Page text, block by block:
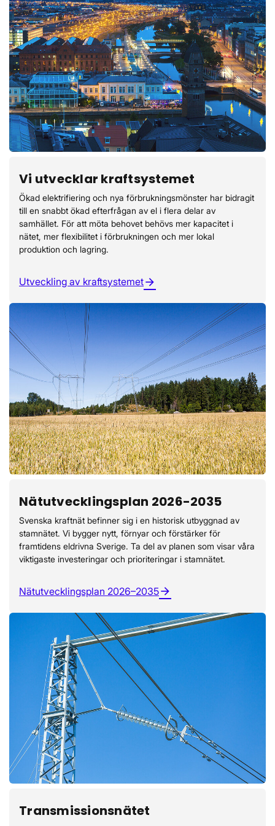
Vi utvecklar kraftsystemet
Ökad elektrifiering och nya förbrukningsmönster har bidragit
till en snabbt ökad efterfrågan av el i flera delar av
samhället. För att möta behovet behövs mer kapacitet i
nätet, mer flexibilitet i förbrukningen och mer lokal
produktion och lagring.
Utveckling av kraftsystemetarrow_forward
Nätutvecklingsplan 2026-2035
Svenska kraftnät befinner sig i en historisk utbyggnad av
stamnätet. Vi bygger nytt, förnyar och förstärker för
framtidens eldrivna Sverige. Ta del av planen som visar våra
viktigaste investeringar och prioriteringar i stamnätet.
Nätutvecklingsplan 2026–2035arrow_forward
Transmissionsnätet